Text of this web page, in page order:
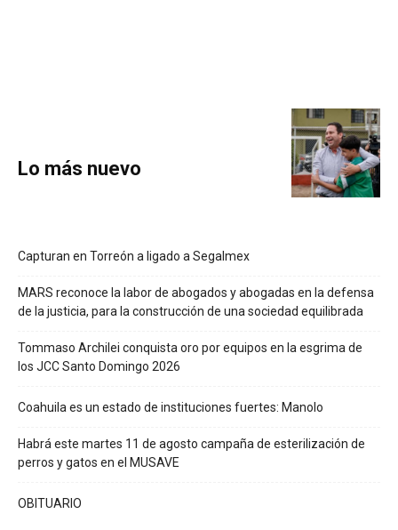
Lo más nuevo
Capturan en Torreón a ligado a Segalmex
MARS reconoce la labor de abogados y abogadas en la defensa
de la justicia, para la construcción de una sociedad equilibrada
Tommaso Archilei conquista oro por equipos en la esgrima de
los JCC Santo Domingo 2026
Coahuila es un estado de instituciones fuertes: Manolo
Habrá este martes 11 de agosto campaña de esterilización de
perros y gatos en el MUSAVE
OBITUARIO